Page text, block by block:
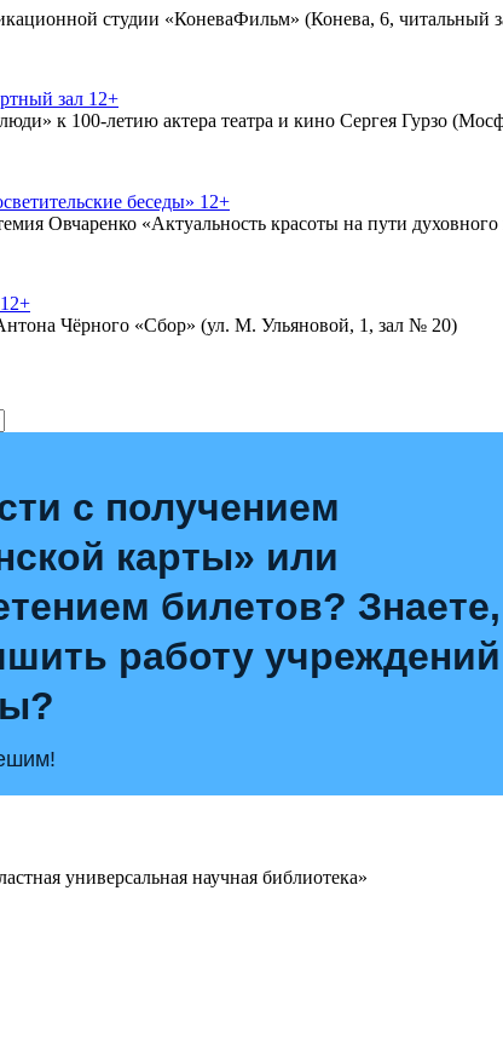
студии «КоневаФильм» (Конева, 6, читальный
зал 12+
к 100-летию актера театра и кино Сергея Гурзо
беседы» 12+
Овчаренко «Актуальность красоты на пути
Чёрного «Сбор» (ул. М. Ульяновой, 1, зал № 20)
с получением
карты» или
билетов? Знаете,
работу учреждений
универсальная научная библиотека»